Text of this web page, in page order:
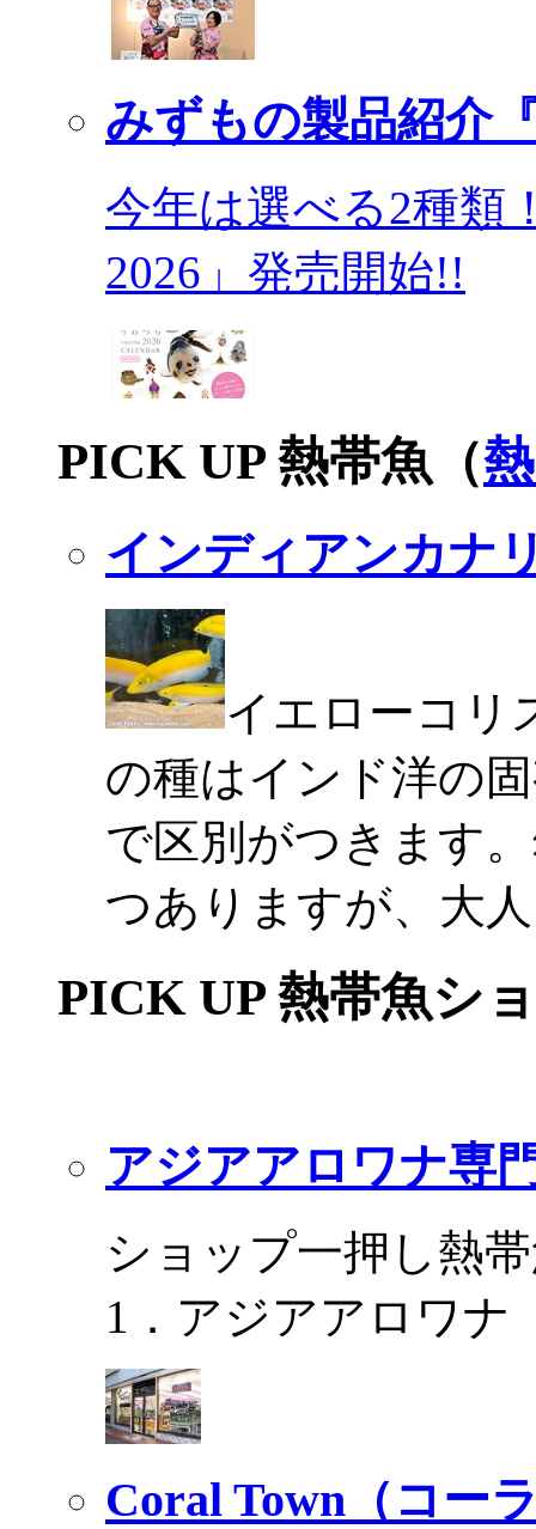
みずもの製品紹介
今年は選べる2種類
2026」発売開始!!
PICK UP 熱帯魚（
インディアンカナ
イエローコリ
の種はインド洋の
で区別がつきます
つありますが、大
PICK UP 熱帯魚シ
アジアアロワナ専
ショップ一押し熱
1．アジアアロワ
Coral Town（コー